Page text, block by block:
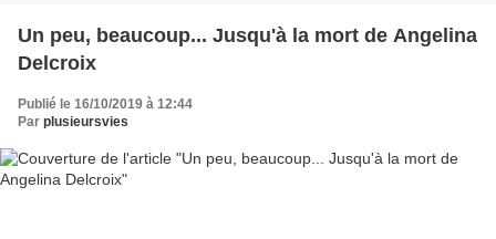
Un peu, beaucoup... Jusqu'à la mort de Angelina
Delcroix
Publié le 16/10/2019 à 12:44
Par plusieursvies